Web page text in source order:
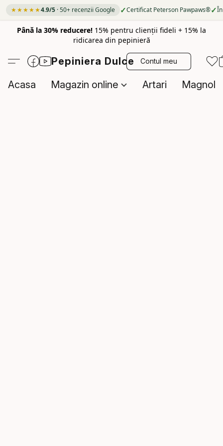
★★★★★4.9/5 · 50+ recenzii Google ✓Certificat Peterson Pawpaws®✓
Până la 30% reducere! 15% pentru clienții fideli + 15% la
ridicarea din pepinieră
Pepiniera Dulce Contul meu
Acasa Magazin online Artari Magnolii